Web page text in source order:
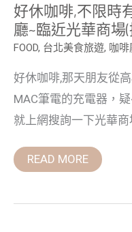
好休咖啡,不限時
廳~臨近光華商場
FOOD, 台北美食旅遊, 咖啡
好休咖啡,那天朋友從
MAC筆電的充電器，
就上網搜詢一下光華商
近
光
華
商
(捷
運
忠
孝
新
生
READ MORE